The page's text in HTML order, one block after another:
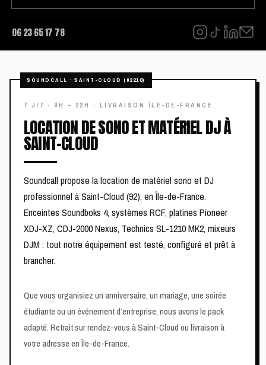
06 23 65 17 78
LOCATION DE SONO ET MATÉRIEL DJ À
SAINT-CLOUD
Soundcall propose la location de matériel sono et DJ
professionnel à Saint-Cloud (92), en Île-de-France.
Enceintes Soundboks 4, systèmes RCF, platines Pioneer
XDJ-XZ, CDJ-2000 Nexus, Technics SL-1210 MK2, mixeurs
DJM : tout notre équipement est testé, configuré et prêt à
brancher.
Que vous organisiez un anniversaire, un mariage, une soirée
étudiante ou un événement d’entreprise, nous avons le pack
adapté. Retrait sur rendez-vous à Saint-Cloud ou livraison à
votre adresse en Île-de-France.